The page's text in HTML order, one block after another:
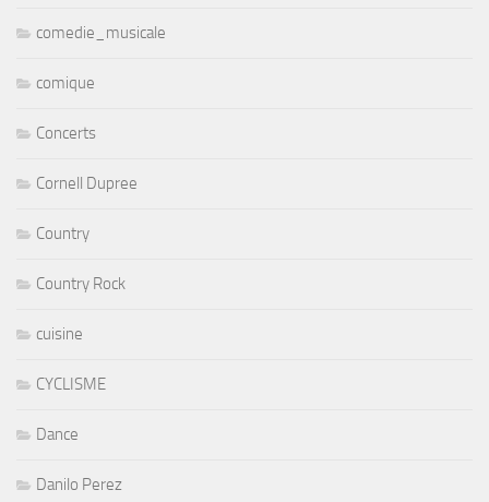
comique
Concerts
Cornell Dupree
Country
Country Rock
cuisine
CYCLISME
Dance
Danilo Perez
Dates de concerts